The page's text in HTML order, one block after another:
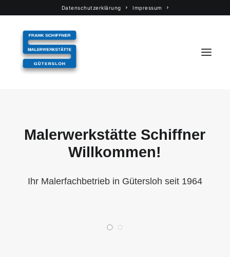
Datenschutzerklärung Impressum
Über uns
Partner
Malerwerkstätte Schiffner
Willkommen!
Ihr Malerfachbetrieb in Gütersloh seit 1964